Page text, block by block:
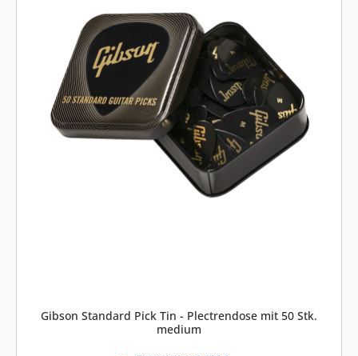
Gibson Standard Pick Tin - Plectrendose mit 50 Stk.
medium